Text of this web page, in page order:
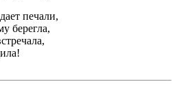
печали,
берегла,